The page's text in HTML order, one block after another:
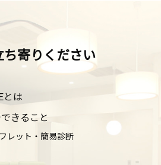
寄りください
とは
きること
レット・簡易診断